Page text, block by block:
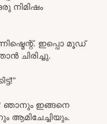
നിമിഷം
ഇപ്പൊ മൂഡ്
ചിരിച്ചു.
ഞാനും ഇങ്ങനെ
ആമിചേച്ചിയും.